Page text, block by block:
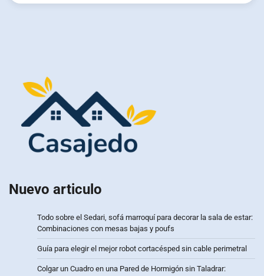
Nuevo articulo
Todo sobre el Sedari, sofá marroquí para decorar la sala de estar:
Combinaciones con mesas bajas y poufs
Guía para elegir el mejor robot cortacésped sin cable perimetral
Colgar un Cuadro en una Pared de Hormigón sin Taladrar: